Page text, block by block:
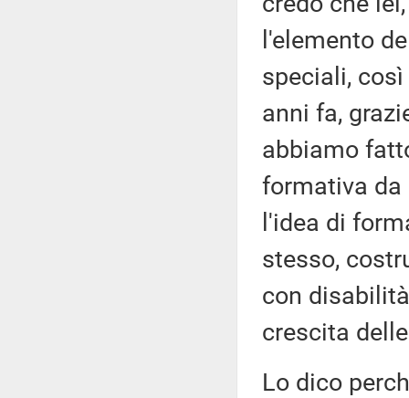
l'elemento
speciali,
anni fa,
abbiamo
formativa da
l'idea di
stesso,
con
crescita
Lo dico